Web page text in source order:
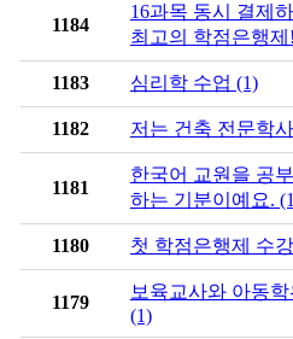
1184
16과목 동시 결제
최고의 학점은행제
1183 심리학 수업 (1)
1182 저는 건축 전문학
1181
한국어 교원을 공
하는 기분이예요.
1180 첫 학점은행제 수
1179
보육교사와 아동
(1)